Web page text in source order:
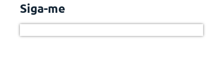
Siga-me